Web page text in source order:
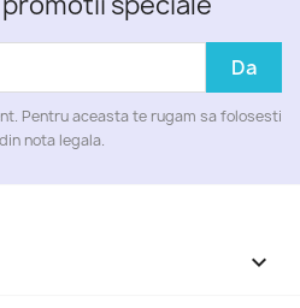
Pentru aceasta te rugam sa folosesti
nota legala.
